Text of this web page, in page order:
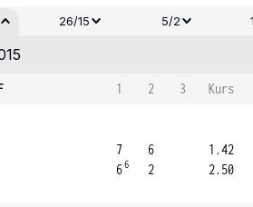
26/15 5/2
1 2 3
Kurs
7
66
6
2
1.42
2.50